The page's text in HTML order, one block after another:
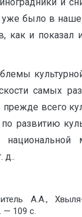
уже было в
как и показал
самых
всего
развитию
д..
А.А.,
— 109 с.